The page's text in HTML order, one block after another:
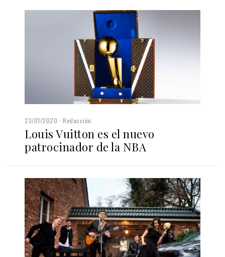
23/01/2020 Redacción
Louis Vuitton es el nuevo
patrocinador de la NBA